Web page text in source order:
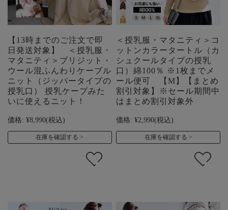
【13時までのご注文で即
日発送対象】 ＜授乳服・
マタニティ＞ブリジット・
ウール混ふんわりケーブル
ニット（ジッパータイプの
授乳口） 授乳ケープみた
いに使えるニット！
価格: ¥8,990(税込)
在庫を確認する
＜授乳服・マタニティ＞コ
ットンカラータートル（カ
シュクールタイプの授乳
口）綿100％ ※1枚までメ
ール便可 【M】【まとめ
割引対象】※セール期間中
はまとめ割引対象外
価格: ¥2,990(税込)
在庫を確認する